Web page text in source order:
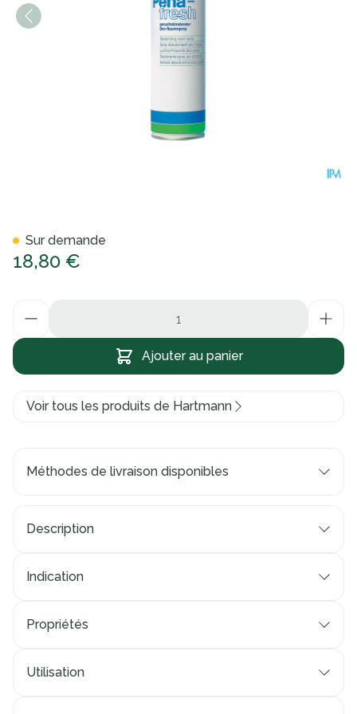
18,80 €
Ajouter au panier
Sur demande
Voir tous les produits de Hartmann
Méthodes de livraison disponibles
Description
Indication
Propriétés
Utilisation